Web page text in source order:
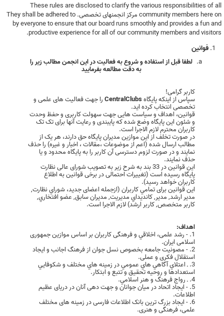
These rules are disclosed to clarify the various responsibilities of all
community members here on مرکز انجمنهای تخصصی. They shall be adhered to
by everyone to ensure that our board runs smoothly and provides a fun and
productive experience for all of our community members and visitors.
فوانین
لطفا قبل از استفاده و شروع به فعاليت در اين انجمن مطالب زير را
به دقت مطالعه بفرماييد
کاربر گرامی!
سپاس از اینکه پایگاهCentralClubsرا جهت فعالیت های علمی و
تخصصی انتخاب کرده اید.
قوانین، اهداف و سیاست هایی جهت سهولت کاربری و حفظ وحدت
و شئون این پایگاه وضع شده که پایبندی و رعایت آنها برای تک تک
کاربران محترم لازم الاجرا است.
در صورت تخلف از این موازین مدیران پایگاه حق دارند، هر یک از
مطالب ارسال شده (اعم از موضوعات ،مقالات ، اخبار و غیره) را حذف
نمایند و در صورت لزوم دسترسی آن کاربر را به پایگاه محدود و یا
حذف نمایند.
این قوانین در 33 بند به شرح زیر به تصویب شورای عالی نظارت
پایگاه رسیده است (تغییرات احتمالی در برخی قوانین به اطلاع
کاربران خواهد رسید).
این قوانین برای تمامي كاربران (ازجمله اعضای جدید، شوراي نظارت,
مدير ارشد, مدير, کانديداي مديريت, مديران سابق, عضو افتخاري,
کاربر متخصص, کاربر ارشد) لازم الاجرا است.
اهداف:
1. - رشد علمی، اخلاقي و فرهنگی کاربران بر اساس موازین جمهوری
اسلامی ایران.
2. - مصونيت جامعه بخصوص نسل جوان از فرهنگ اجانب و ایجاد
استقلال فکری و عملی.
3. ـ اعتلاي آگاهي هاي عمومي در زمينه هاي مختلف و شكوفايي
استعدادها و روحيه تحقيق و تتبع و ابتكار.
4. ـ رواج فرهنگ و هنر اسلامي.
5. - ایجاد اتحاد در میان جوانان و جهت دهی آنان در دریای عظیم
اطلاعات.
6. - ایجاد بزرگ ترین بانک اطلاعات فارسی در زمینه های مختلف
علمی، فرهنگی و هنری.